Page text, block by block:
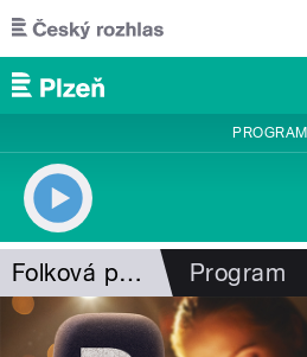
Přejít k hlavnímu obsahu
PROGRAM
Folková pohlazení Program